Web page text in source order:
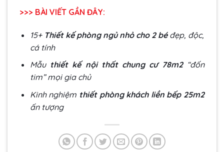
>>> BÀI VIẾT GẦN ĐÂY:
15+ Thiết kế phòng ngủ nhỏ cho 2 bé đẹp, độc,
cá tính
Mẫu thiết kế nội thất chung cư 78m2 “đốn
tim” mọi gia chủ
Kinh nghiệm thiết phòng khách liền bếp 25m2
ấn tượng